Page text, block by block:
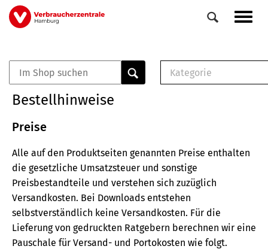
Direkt
zum
Veranstaltungen
0
Elemente
Kategorie
Broschüre
Buch
Bestellhinweise
Preise
Alle auf den Produktseiten genannten Preise enthalten
die gesetzliche Umsatzsteuer und sonstige
Preisbestandteile und verstehen sich zuzüglich
Versandkosten. Bei Downloads entstehen
selbstverständlich keine Versandkosten. Für die
Lieferung von gedruckten Ratgebern berechnen wir eine
Pauschale für Versand- und Portokosten wie folgt.